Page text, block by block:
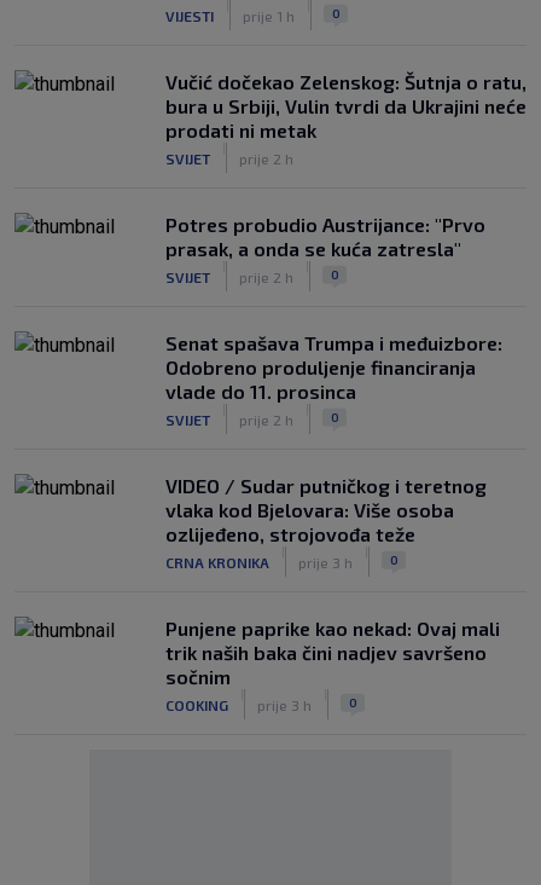
VIJESTI prije 1 h 0
Vučić dočekao Zelenskog: Šutnja o ratu,
bura u Srbiji, Vulin tvrdi da Ukrajini neće
prodati ni metak
SVIJET prije 2 h
Potres probudio Austrijance: "Prvo
prasak, a onda se kuća zatresla"
SVIJET prije 2 h 0
Senat spašava Trumpa i međuizbore:
Odobreno produljenje financiranja
vlade do 11. prosinca
SVIJET prije 2 h 0
VIDEO / Sudar putničkog i teretnog
vlaka kod Bjelovara: Više osoba
ozlijeđeno, strojovođa teže
CRNA KRONIKA prije 3 h 0
Punjene paprike kao nekad: Ovaj mali
trik naših baka čini nadjev savršeno
sočnim
COOKING prije 3 h 0